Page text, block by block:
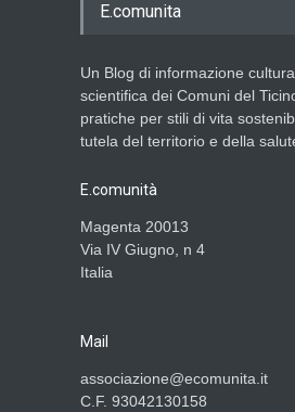
E.comunita
Un Blog di informazione
scientifica dei Comuni del
pratiche per stili di vita
tutela del territorio e della
E.comunità
Magenta 20013
Via IV Giugno, n 4
Italia
Mail
associazione@ecomunita.it
C.F. 93042130158